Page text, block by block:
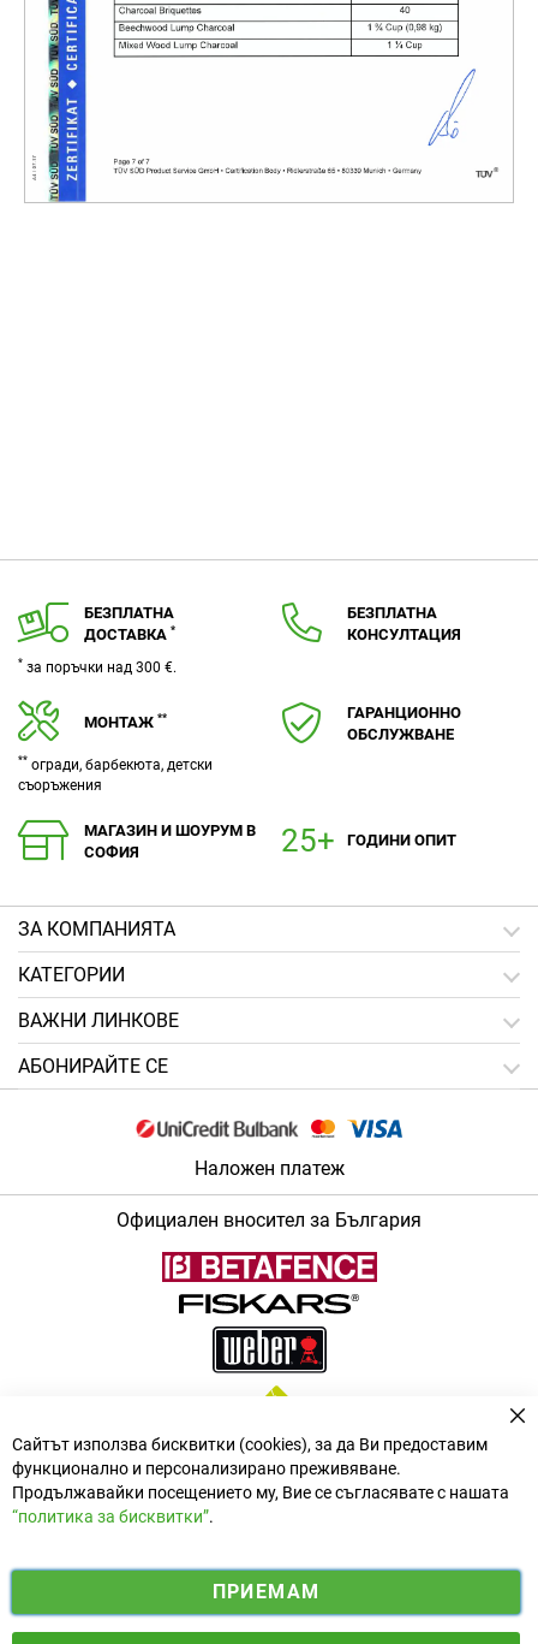
БЕЗПЛАТНА
ДОСТАВКА *
* за поръчки над 300 €.
БЕЗПЛАТНА
КОНСУЛТАЦИЯ
МОНТАЖ **
** огради, барбекюта, детски
съоръжения
ГАРАНЦИОННО
ОБСЛУЖВАНЕ
МАГАЗИН И ШОУРУМ В
СОФИЯ
ГОДИНИ ОПИТ
ЗA КОМПАНИЯТА
КАТЕГОРИИ
ВАЖНИ ЛИНКОВЕ
АБОНИРАЙТЕ СЕ
Наложен платеж
Официален вносител за България
f
i
n
y
o
Електронен магазин
Сайтът използва бисквитки (cookies), за да Ви предоставим
функционално и персонализирано преживяване.
Продължавайки посещението му, Вие се съгласявате с нашата
“политика за бисквитки”.
ПРИЕМАМ